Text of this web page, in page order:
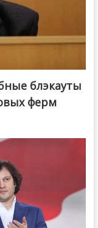
блэкауты
ферм